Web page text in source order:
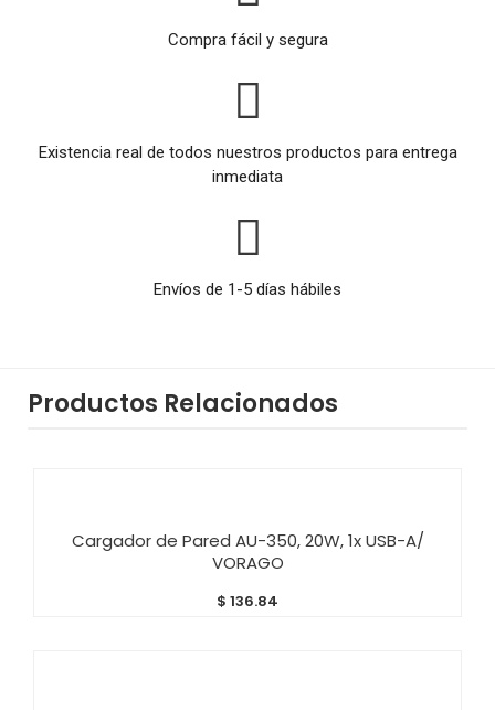
Compra fácil y segura
Existencia real de todos nuestros productos para entrega
inmediata
Envíos de 1-5 días hábiles
Productos Relacionados
Cargador de Pared AU-350, 20W, 1x USB-A/
VORAGO
$ 136.84